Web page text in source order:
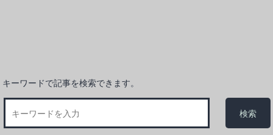
キーワードで記事を検索できます。